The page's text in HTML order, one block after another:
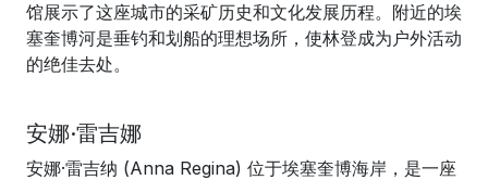
馆展示了这座城市的采矿历史和文化发展历程。附近的埃
塞奎博河是垂钓和划船的理想场所，使林登成为户外活动
的绝佳去处。
安娜·雷吉娜
安娜·雷吉纳 (Anna Regina) 位于埃塞奎博海岸，是一座